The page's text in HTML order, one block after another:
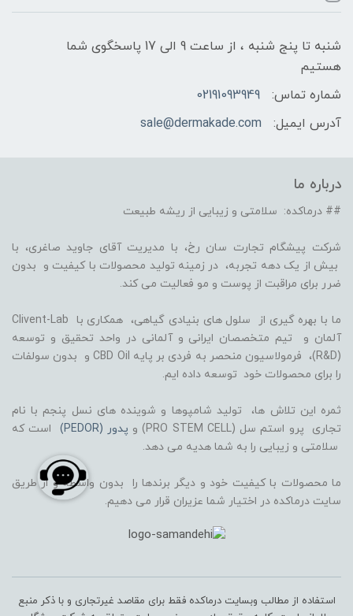
شنبه تا پنج شنبه ، از ساعت 9 الی 17 پاسخگوی شما
هستیم
شماره تماس:
02191093949
آدرس ایمیل:
sale@dermakade.com
درباره ما
## درماکده: سلامتی و زیبایی از ریشه طبیعت
شرکت پیشگام تجارت سان رخ، با مدیریت آقای جاوید صاغری، با
بیش از یک دهه تجربه، در زمینه تولید محصولات با کیفیت و بدون
ضرر برای مراقبت از پوست و مو فعالیت می کند.
ما با بهره گیری از سلول های بنیادی گیاهی، همکاری با Clivent-Lab
آلمان و تیم متخصصان ایرانی و آلمانی در واحد تحقیق و توسعه
(R&D)، فرمولاسیون منحصر به فردی بر پایه CBD Oil و بدون سولفات
را برای محصولات خود توسعه داده ایم.
ثمره این تلاش ها، تولید شامپوها و شوینده های نسل پنجم با نام
تجاری پرو استم سل (PRO STEM CELL) و
پدور (PEDOR)
است که
سلامتی و زیبایی را به شما هدیه می دهد.
ما محصولات با کیفیت خود و دیگر برندها را بدون واسطه و از طریق
سایت درماکده در اختیار شما عزیران قرار می دهیم.
استفاده از مطالب وبسایت درماکده فقط برای مقاصد غیرتجاری و با ذکر منبع